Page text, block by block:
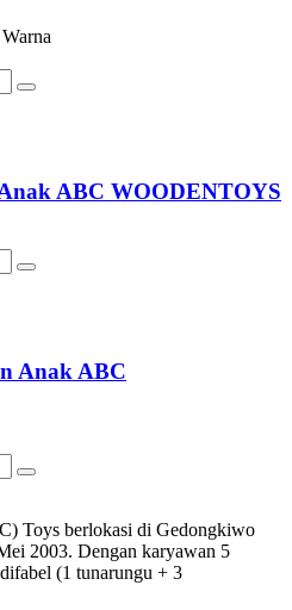
ABC WOODENTOYS
Anak ABC
Toys berlokasi di Gedongkiwo
2003. Dengan karyawan 5
(1 tunarungu + 3